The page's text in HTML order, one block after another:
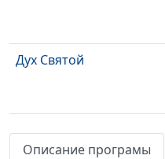
Дух Святой
Сын Божий
Описание програмы